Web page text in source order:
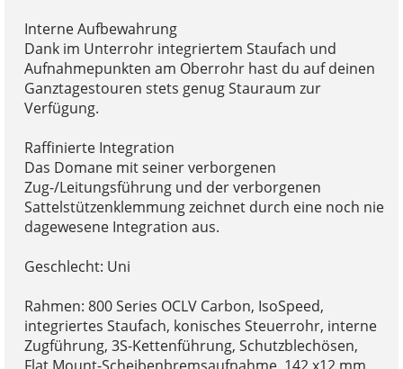
Interne Aufbewahrung
Dank im Unterrohr integriertem Staufach und
Aufnahmepunkten am Oberrohr hast du auf deinen
Ganztagestouren stets genug Stauraum zur
Verfügung.
Raffinierte Integration
Das Domane mit seiner verborgenen
Zug-/Leitungsführung und der verborgenen
Sattelstützenklemmung zeichnet durch eine noch nie
dagewesene Integration aus.
Geschlecht: Uni
Rahmen: 800 Series OCLV Carbon, IsoSpeed,
integriertes Staufach, konisches Steuerrohr, interne
Zugführung, 3S-Kettenführung, Schutzblechösen,